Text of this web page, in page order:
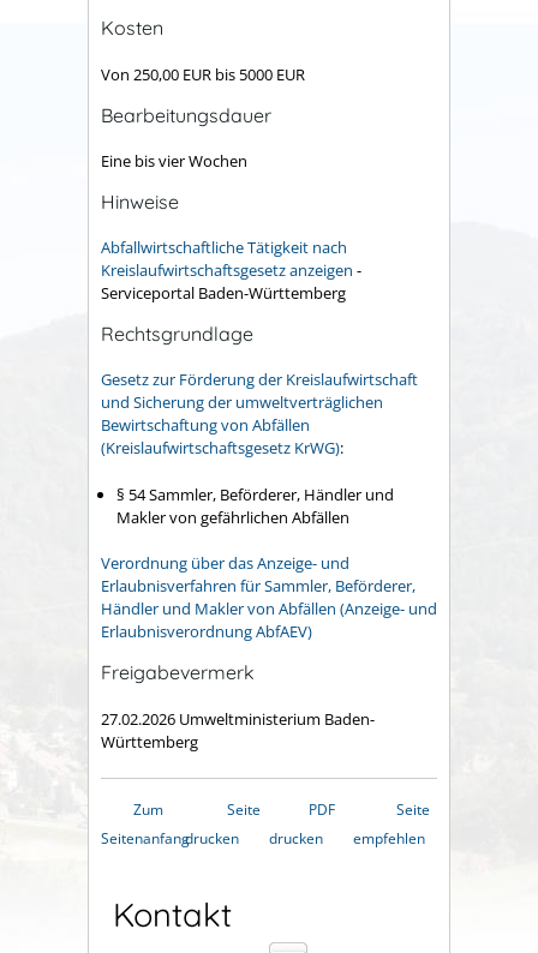
Kosten
Von 250,00 EUR bis 5000 EUR
Bearbeitungsdauer
Eine bis vier Wochen
Hinweise
Abfallwirtschaftliche Tätigkeit nach
Kreislaufwirtschaftsgesetz anzeigen -
Serviceportal Baden-Württemberg
Rechtsgrundlage
Gesetz zur Förderung der Kreislaufwirtschaft
und Sicherung der umweltverträglichen
Bewirtschaftung von Abfällen
(Kreislaufwirtschaftsgesetz KrWG):
§ 54 Sammler, Beförderer, Händler und
Makler von gefährlichen Abfällen
Verordnung über das Anzeige- und
Erlaubnisverfahren für Sammler, Beförderer,
Händler und Makler von Abfällen (Anzeige- und
Erlaubnisverordnung AbfAEV)
Freigabevermerk
27.02.2026 Umweltministerium Baden-
Württemberg
Zum
Seitenanfang
Seite
drucken
PDF
drucken
Seite
empfehlen
Kontakt